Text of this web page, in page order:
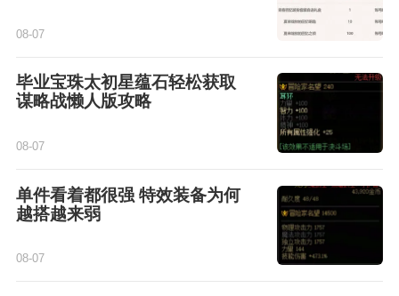
08-07
毕业宝珠太初星蕴石轻松获取
谋略战懒人版攻略
08-07
单件看着都很强 特效装备为何
越搭越来弱
08-07